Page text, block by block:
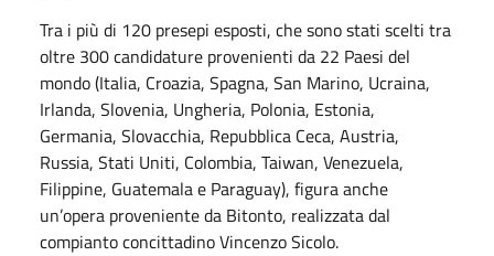
Tra i più di 120 presepi esposti, che sono stati scelti tra
oltre 300 candidature provenienti da 22 Paesi del
mondo (Italia, Croazia, Spagna, San Marino, Ucraina,
Irlanda, Slovenia, Ungheria, Polonia, Estonia,
Germania, Slovacchia, Repubblica Ceca, Austria,
Russia, Stati Uniti, Colombia, Taiwan, Venezuela,
Filippine, Guatemala e Paraguay), figura anche
un’opera proveniente da Bitonto, realizzata dal
compianto concittadino Vincenzo Sicolo.